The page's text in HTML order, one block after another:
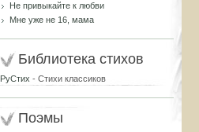
Не привыкайте к любви
Мне уже не 16, мама
Библиотека стихов
РуСтих - Стихи классиков
Поэмы